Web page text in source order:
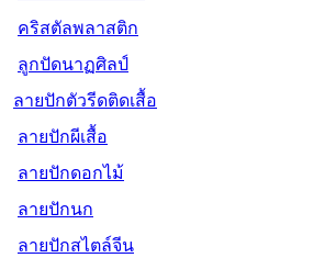
คริสตัลพลาสติก
ลูกปัดนาฏศิลป์
ลายปักตัวรีดติดเสื้อ
ลายปักผีเสื้อ
ลายปักดอกไม้
ลายปักนก
ลายปักสไตล์จีน